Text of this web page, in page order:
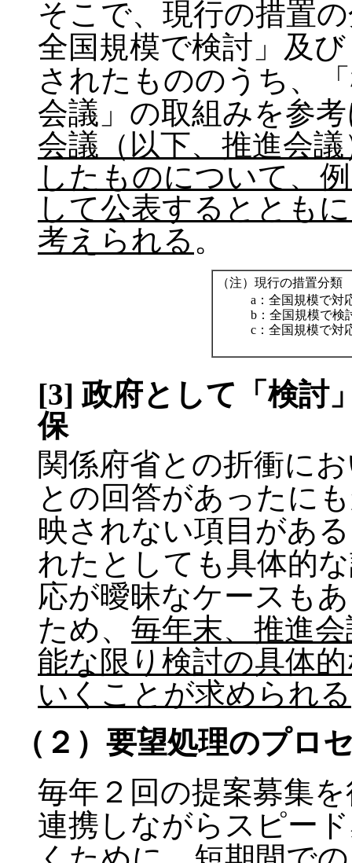
そこで、現行の措置
全国規模で検討」及
されたもののうち、
会議」の取組みを参
会議（以下、推進会
したものについて、
して公表するととも
考えられる 。
（注）現行の措置分類
a：全国規模で対
b：全国規模で検
c：全国規模で対
[3] 政府として「検討
保
関係府省との折衝に
との回答があったに
映されない項目があ
れたとしても具体的
応が曖昧なケースも
ため、 毎年末、推進
能な限り検討の具体
いくことが求められる
（２）要望処理のプロ
毎年２回の提案募集
連携しながらスピー